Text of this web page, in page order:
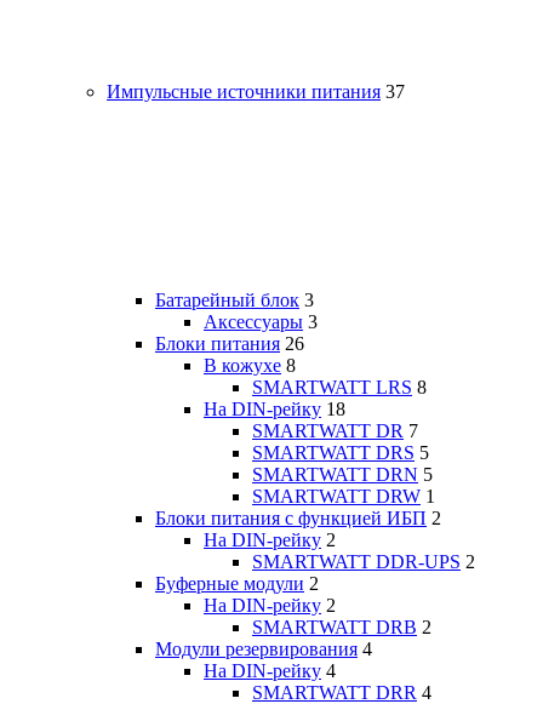
Импульсные источники питания 37
Батарейный блок 3
Аксессуары 3
Блоки питания 26
В кожухе 8
SMARTWATT LRS 8
На DIN-рейку 18
SMARTWATT DR 7
SMARTWATT DRS 5
SMARTWATT DRN 5
SMARTWATT DRW 1
Блоки питания с функцией ИБП 2
На DIN-рейку 2
SMARTWATT DDR-UPS 2
Буферные модули 2
На DIN-рейку 2
SMARTWATT DRB 2
Модули резервирования 4
На DIN-рейку 4
SMARTWATT DRR 4